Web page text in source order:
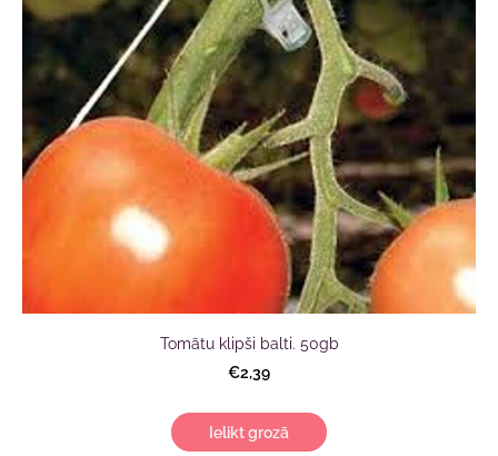
Tomātu klipši balti. 50gb
€2,39
Ielikt grozā